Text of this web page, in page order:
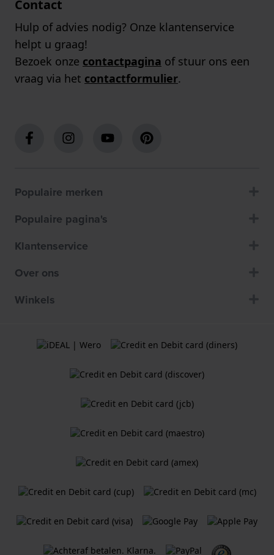
Contact
Hulp of advies nodig? Onze klantenservice
helpt u graag!
Bezoek onze contactpagina of stuur ons een
vraag via het contactformulier.
Populaire merken
Populaire pagina's
Klantenservice
Over ons
Winkels